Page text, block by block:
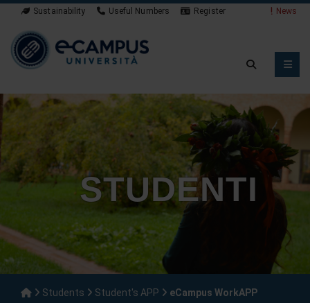
Sustainability Useful Numbers Register News
STUDENTI
Students Student's APP eCampus WorkAPP